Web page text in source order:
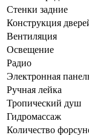
Стенки задние
Конструкция
Вентиляция
Освещение
Радио
Электронная
Ручная лейка
Тропический душ
Гидромассаж
Количество